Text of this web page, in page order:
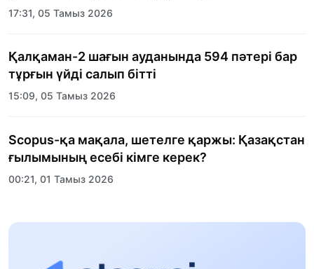
тәрбиеленушілеріне мерекелік күн
17:31, 05 Тамыз 2026
Қалқаман-2 шағын ауданында 594 пәтері бар
тұрғын үйді салып бітті
15:09, 05 Тамыз 2026
Scopus-қа мақала, шетелге қаржы: Қазақстан
ғылымының есебі кімге керек?
00:21, 01 Тамыз 2026
«Заң керуені» жобасы: Абай облысында
17:31, 31 Шілде 2026